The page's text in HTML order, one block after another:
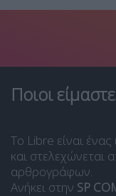
Ποιοι είμαστε
Το Libre είναι
και στελεχώνεται
αρθρογράφων.
Ανήκει στην SP